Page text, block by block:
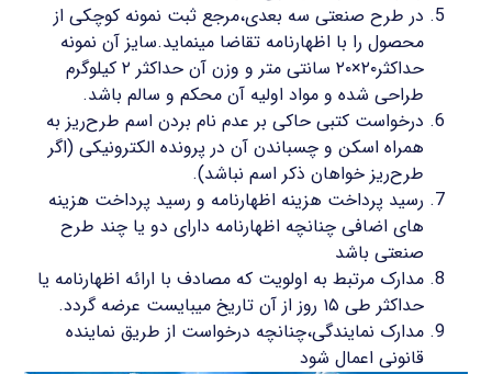
در طرح صنعتی سه بعدی،مرجع ثبت نمونه کوچکی از
محصول را با اظهارنامه تقاضا مینماید.سایز آن نمونه
حداکثر۲۰×۲۰ سانتی متر و وزن آن حداکثر ۲ کیلوگرم
طراحی شده و مواد اولیه آن محکم و سالم باشد.
درخواست کتبی حاکی بر عدم نام بردن اسم طرح‌ریز به
همراه اسکن و چسباندن آن در پرونده الکترونیکی (اگر
طرح‌ریز خواهان ذکر اسم نباشد).
رسید پرداخت هزینه اظهارنامه و رسید پرداخت هزینه
های اضافی چنانچه اظهارنامه دارای دو یا چند طرح
صنعتی باشد
مدارک مرتبط به اولویت که مصادف با ارائه اظهارنامه یا
حداکثر طی ۱۵ روز از آن تاریخ میبایست عرضه گردد.
مدارک نمایندگی،چنانچه درخواست از طریق نماینده
قانونی اعمال شود